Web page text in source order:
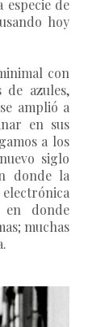
especie de
hoy
con
de azules,
amplió a
en sus
a los
siglo
donde la
en donde
muchas